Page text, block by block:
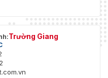
Trường Giang